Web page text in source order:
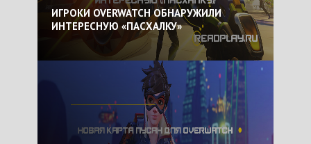
ИГРОКИ OVERWATCH ОБНАРУЖИЛИ
ИНТЕРЕСНУЮ «ПАСХАЛКУ»